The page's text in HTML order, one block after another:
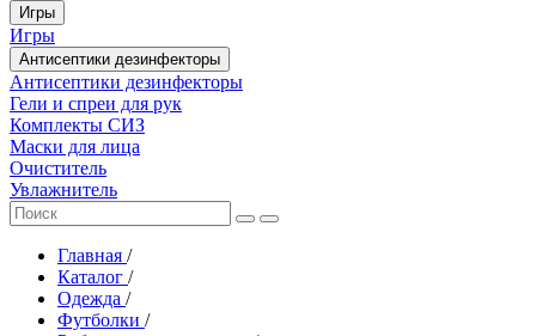
Игры
Игры
Антисептики дезинфекторы
Антисептики дезинфекторы
Гели и спреи для рук
Комплекты СИЗ
Маски для лица
Очиститель
Увлажнитель
Главная /
Каталог /
Одежда /
Футболки /